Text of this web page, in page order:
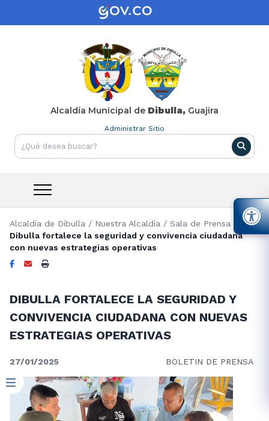
Alcaldía Municipal de Dibulla, Guajira
Administrar Sitio
Alcaldía de Dibulla / Nuestra Alcaldía / Sala de Prensa
Dibulla fortalece la seguridad y convivencia ciudadana
con nuevas estrategias operativas
DIBULLA FORTALECE LA SEGURIDAD Y
CONVIVENCIA CIUDADANA CON NUEVAS
ESTRATEGIAS OPERATIVAS
27/01/2025 BOLETIN DE PRENSA